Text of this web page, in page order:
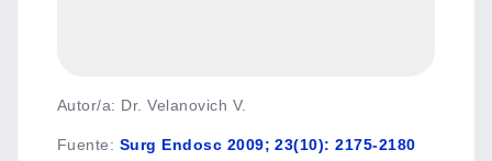
Autor/a: Dr. Velanovich V.
Fuente: Surg Endosc 2009; 23(10): 2175-2180